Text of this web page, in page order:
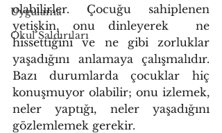
Uygulama
Okul Saldırıları
olabilirler. Çocuğu sahiplenen
yetişkin, onu dinleyerek  ne
hissettiğini ve ne gibi zorluklar
yaşadığını anlamaya çalışmalıdır.
Bazı durumlarda çocuklar hiç
konuşmuyor olabilir; onu izlemek,
neler yaptığı, neler yaşadığını
gözlemlemek gerekir.